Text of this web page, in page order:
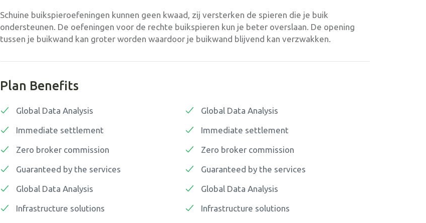
Schuine buikspieroefeningen kunnen geen kwaad, zij versterken de spieren die je buik
ondersteunen. De oefeningen voor de rechte buikspieren kun je beter overslaan. De opening
tussen je buikwand kan groter worden waardoor je buikwand blijvend kan verzwakken.
Plan Benefits
Global Data Analysis
Immediate settlement
Zero broker commission
Guaranteed by the services
Global Data Analysis
Infrastructure solutions
Global Data Analysis
Immediate settlement
Zero broker commission
Guaranteed by the services
Global Data Analysis
Infrastructure solutions